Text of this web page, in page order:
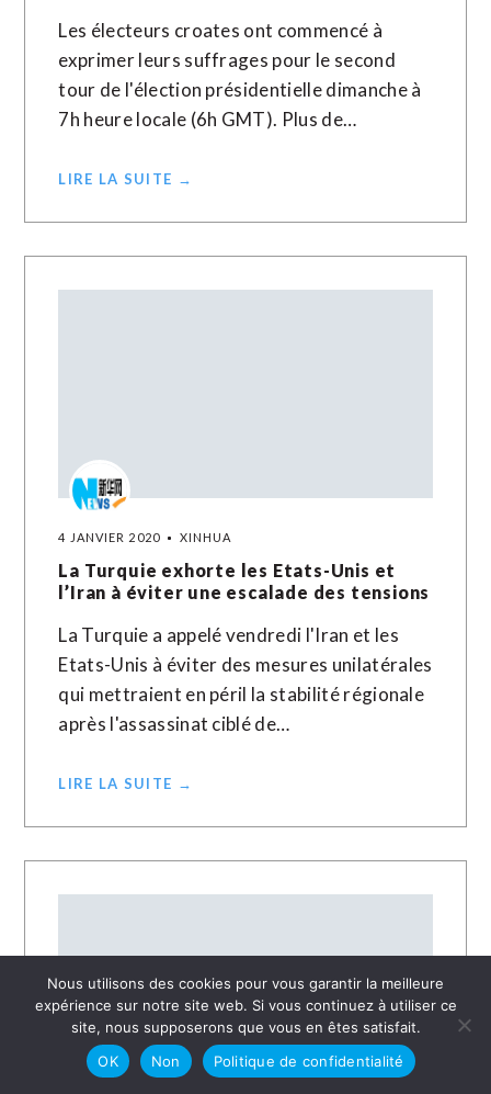
Les électeurs croates ont commencé à
exprimer leurs suffrages pour le second
tour de l'élection présidentielle dimanche à
7h heure locale (6h GMT). Plus de…
LIRE LA SUITE →
4 JANVIER 2020 XINHUA
La Turquie exhorte les Etats-Unis et
l’Iran à éviter une escalade des tensions
La Turquie a appelé vendredi l'Iran et les
Etats-Unis à éviter des mesures unilatérales
qui mettraient en péril la stabilité régionale
après l'assassinat ciblé de…
LIRE LA SUITE →
Nous utilisons des cookies pour vous garantir la meilleure
expérience sur notre site web. Si vous continuez à utiliser ce
site, nous supposerons que vous en êtes satisfait.
OK
Non Politique de confidentialité